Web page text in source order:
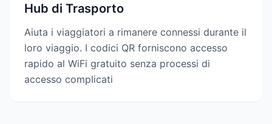
Hub di Trasporto
Aiuta i viaggiatori a rimanere connessi durante il
loro viaggio. I codici QR forniscono accesso
rapido al WiFi gratuito senza processi di
accesso complicati